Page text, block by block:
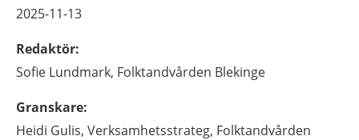
2025-11-13
Redaktör:
Sofie Lundmark, Folktandvården Blekinge
Granskare:
Heidi Gulis, Verksamhetsstrateg, Folktandvården